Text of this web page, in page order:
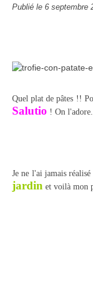
Publié le 6 septembre
Quel plat de pâtes !!
Salutio ! On l'adore.
Je ne l'ai jamais
jardin et voilà mon